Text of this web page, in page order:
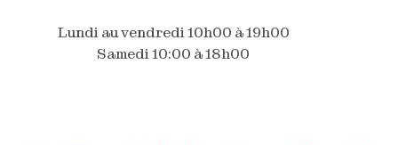
Lundi au vendredi 10h00 à 19h00
Samedi 10:00 à 18h00